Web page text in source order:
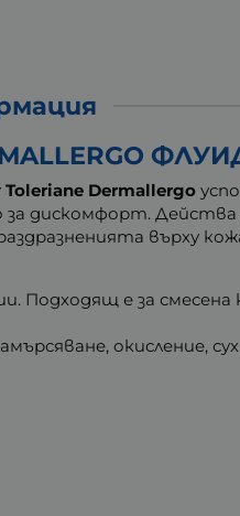
Toleriane Dermallergo
дискомфорт.
върху
Подходящ е за смесена
окисление,